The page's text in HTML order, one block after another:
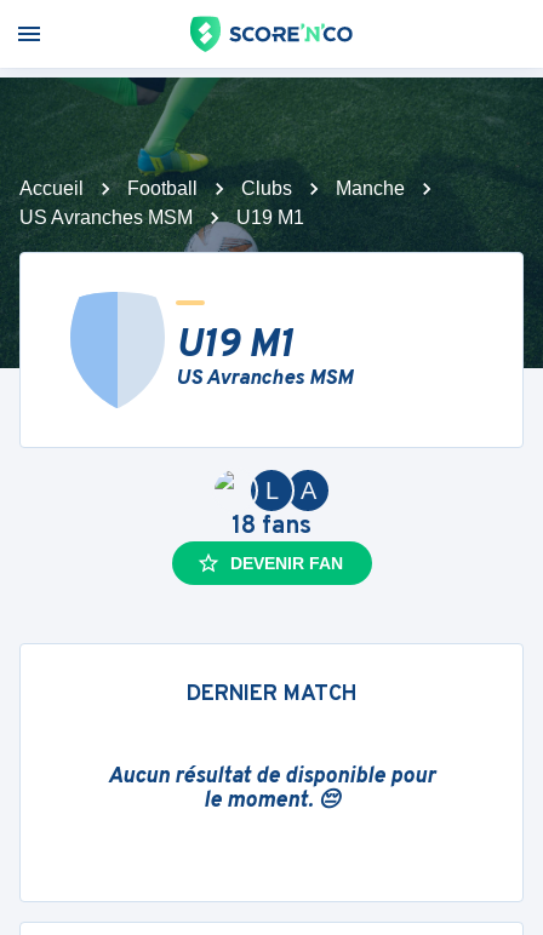
Accueil Football Clubs
Manche
US Avranches MSM
U19 M1
U19 M1
US Avranches MSM
A
L
18 fans
DEVENIR FAN
DERNIER MATCH
Aucun résultat de disponible pour
le moment. 😔